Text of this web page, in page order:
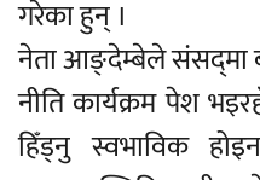
गरेका हुन् ।
नेता आङ्देम्बेले संसद्‌मा
नीति कार्यक्रम पेश
हिँड्नु स्वभाविक